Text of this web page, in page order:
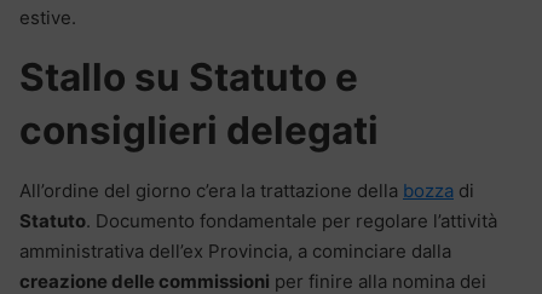
estive.
Stallo su Statuto e
consiglieri delegati
All’ordine del giorno c’era la trattazione della bozza di
Statuto. Documento fondamentale per regolare l’attività
amministrativa dell’ex Provincia, a cominciare dalla
creazione delle commissioni per finire alla nomina dei